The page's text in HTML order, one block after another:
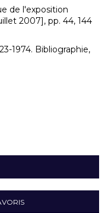
de l'exposition
2007], pp. 44, 144
1974. Bibliographie,